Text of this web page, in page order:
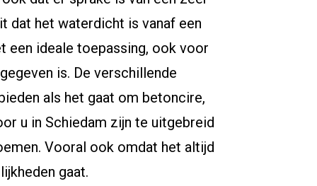
dat het waterdicht is vanaf een
een ideale toepassing, ook voor
is. De verschillende
als het gaat om betoncire,
u in Schiedam zijn te uitgebreid
Vooral ook omdat het altijd
gaat.